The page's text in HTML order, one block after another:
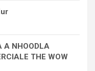
A NHOODLA
THE WOW